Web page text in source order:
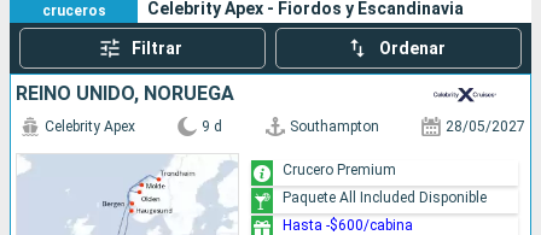
Buscar
cruceros
Celebrity Apex - Fiordos y Escandinavia
Filtrar Ordenar
REINO UNIDO, NORUEGA
Celebrity Apex 9 d Southampton 28/05/2027
Crucero Premium
Paquete All Included Disponible
Hasta -$600/cabina